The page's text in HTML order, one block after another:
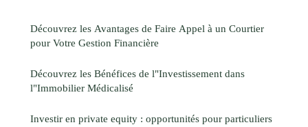
Découvrez les Avantages de Faire Appel à un Courtier
pour Votre Gestion Financière
Découvrez les Bénéfices de l"Investissement dans
l"Immobilier Médicalisé
Investir en private equity : opportunités pour particuliers